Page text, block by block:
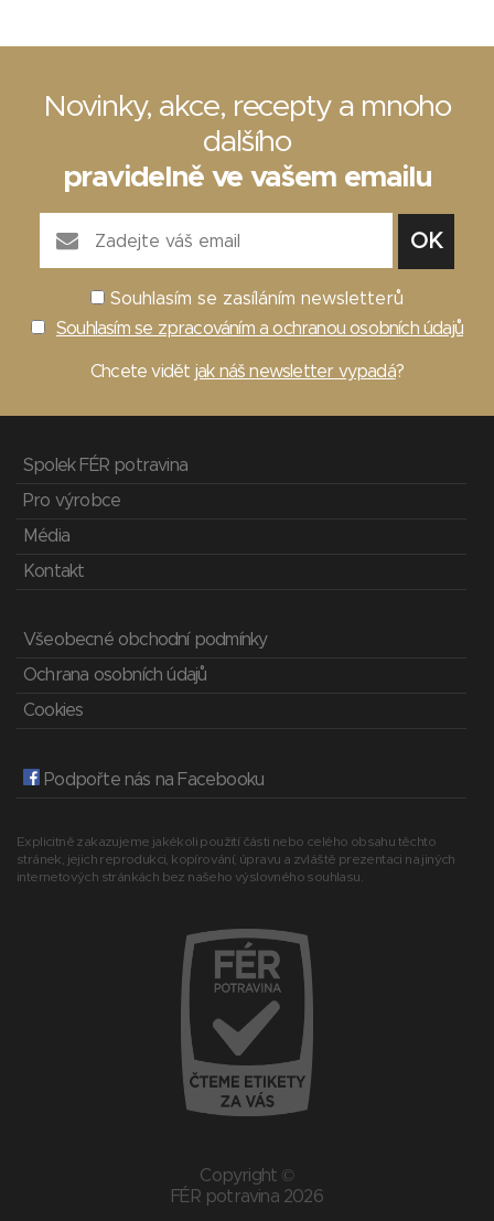
Novinky, akce, recepty a mnoho
dalšího
pravidelně ve vašem emailu
Souhlasím se zasíláním newsletterů
Souhlasím se zpracováním a ochranou osobních údajů
Chcete vidět jak náš newsletter vypadá?
Spolek FÉR potravina
Pro výrobce
Média
Kontakt
Všeobecné obchodní podmínky
Ochrana osobních údajů
Cookies
Podpořte nás na Facebooku
Explicitně zakazujeme jakékoli použití části nebo celého obsahu těchto
stránek, jejich reprodukci, kopírování, úpravu a zvláště prezentaci na jiných
internetových stránkách bez našeho výslovného souhlasu.
Copyright ©
FÉR potravina 2026